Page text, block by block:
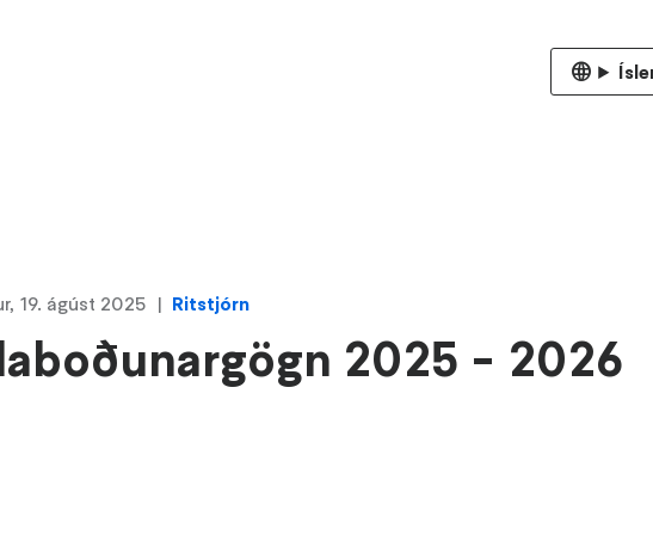
2025 - 2026
19. ágúst 2025 Ritstjórn